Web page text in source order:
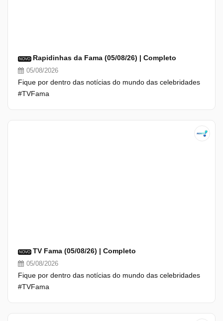
NOVO Rapidinhas da Fama (05/08/26) | Completo
05/08/2026
Fique por dentro das notícias do mundo das celebridades
#TVFama
NOVO TV Fama (05/08/26) | Completo
05/08/2026
Fique por dentro das notícias do mundo das celebridades
#TVFama